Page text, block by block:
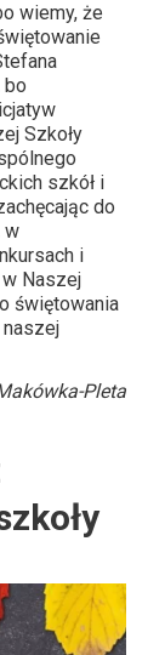
wiemy, że
Szkoły
szkół i
do
w
i
Naszej
świętowania
naszej
Pleta